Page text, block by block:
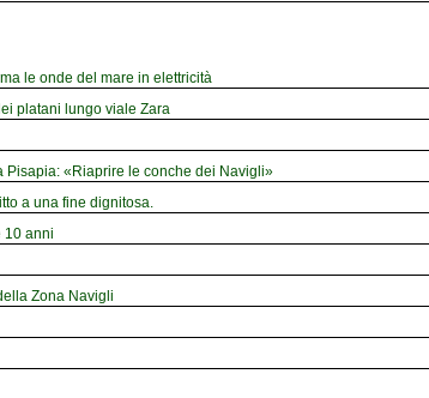
le onde del mare in elettricità
platani lungo viale Zara
Pisapia: «Riaprire le conche dei Navigli»
a una fine dignitosa.
10 anni
Zona Navigli